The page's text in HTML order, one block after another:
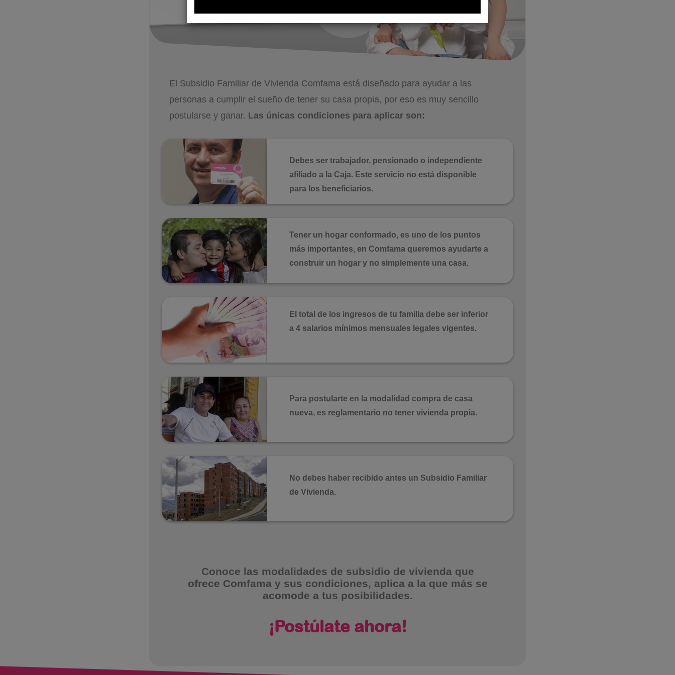
El Subsidio Familiar de Vivienda Comfama está diseñado para ayudar a las
personas a cumplir el sueño de tener su casa propia, por eso es muy sencillo
postularse y ganar. Las únicas condiciones para aplicar son:
Debes ser trabajador, pensionado o independiente
afiliado a la Caja. Este servicio no está disponible
para los beneficiarios.
Tener un hogar conformado, es uno de los puntos
más importantes, en Comfama queremos ayudarte a
construir un hogar y no simplemente una casa.
El total de los ingresos de tu familia debe ser inferior
a 4 salarios mínimos mensuales legales vigentes.
Para postularte en la modalidad compra de casa
nueva, es reglamentario no tener vivienda propia.
No debes haber recibido antes un Subsidio Familiar
de Vivienda.
Conoce las modalidades de subsidio de vivienda que
ofrece Comfama y sus condiciones, aplica a la que más se
acomode a tus posibilidades.
¡Postúlate ahora!